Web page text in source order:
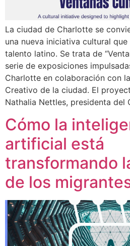
La ciudad de Charlotte se
una nueva iniciativa cultural
talento latino. Se trata de
serie de exposiciones
Charlotte en colaboración con
Creativo de la ciudad. El
Nathalia Nettles, presidenta
Cómo la
artificial está
transformando
de los